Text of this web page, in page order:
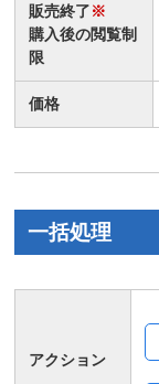
販売終了※
購入後の閲覧制
限
価格
一括処理
アクション